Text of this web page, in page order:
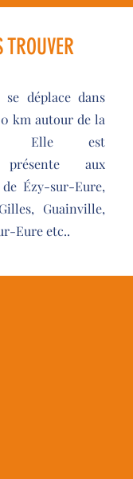
TROUVER
se déplace dans
km autour de la
Elle est
présente aux
Ézy-sur-Eure,
Guainville,
Eure etc..